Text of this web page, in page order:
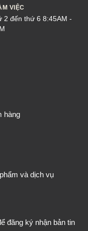
VIỆC
2 đến thứ 6 8:45AM -
hàng
và dịch vụ
đăng ký nhận bản tin